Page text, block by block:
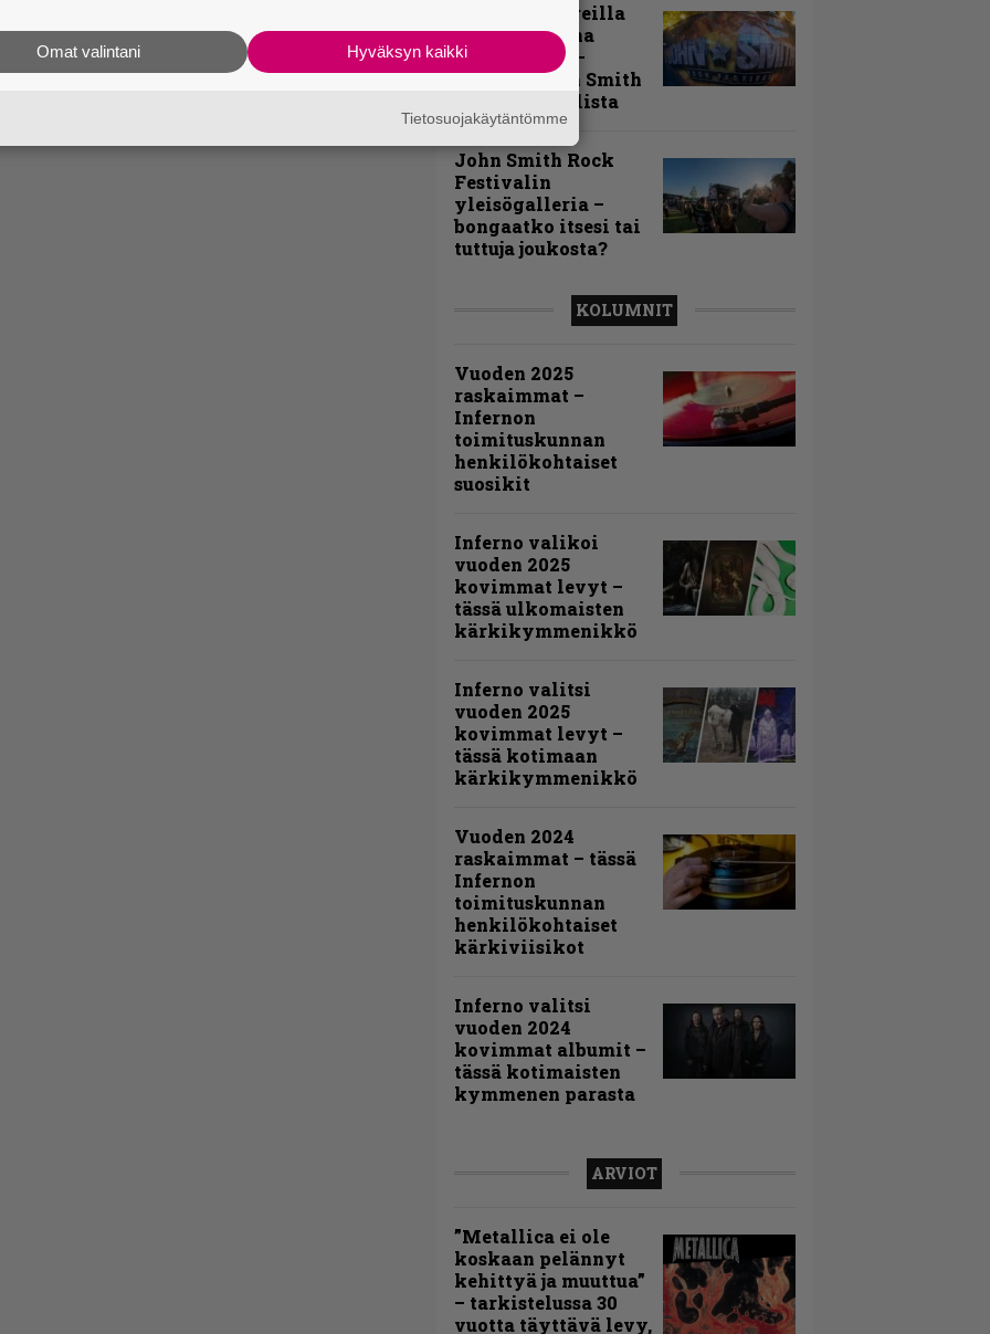
”Näillä festareilla
kaikki on aina
kohdallaan” –
raportti John Smith
Rock Festivalista
John Smith Rock
Festivalin
yleisögalleria –
bongaatko itsesi tai
tuttuja joukosta?
KOLUMNIT
Vuoden 2025
raskaimmat –
Infernon
toimituskunnan
henkilökohtaiset
suosikit
Inferno valikoi
vuoden 2025
kovimmat levyt –
tässä ulkomaisten
kärkikymmenikkö
Inferno valitsi
vuoden 2025
kovimmat levyt –
tässä kotimaan
kärkikymmenikkö
Vuoden 2024
raskaimmat – tässä
Infernon
toimituskunnan
henkilökohtaiset
kärkiviisikot
Inferno valitsi
vuoden 2024
kovimmat albumit –
tässä kotimaisten
kymmenen parasta
ARVIOT
”Metallica ei ole
koskaan pelännyt
kehittyä ja muuttua”
– tarkistelussa 30
vuotta täyttävä levy,
Hyväksyn kaikki
Omat valintani
Tietosuojakäytäntömme